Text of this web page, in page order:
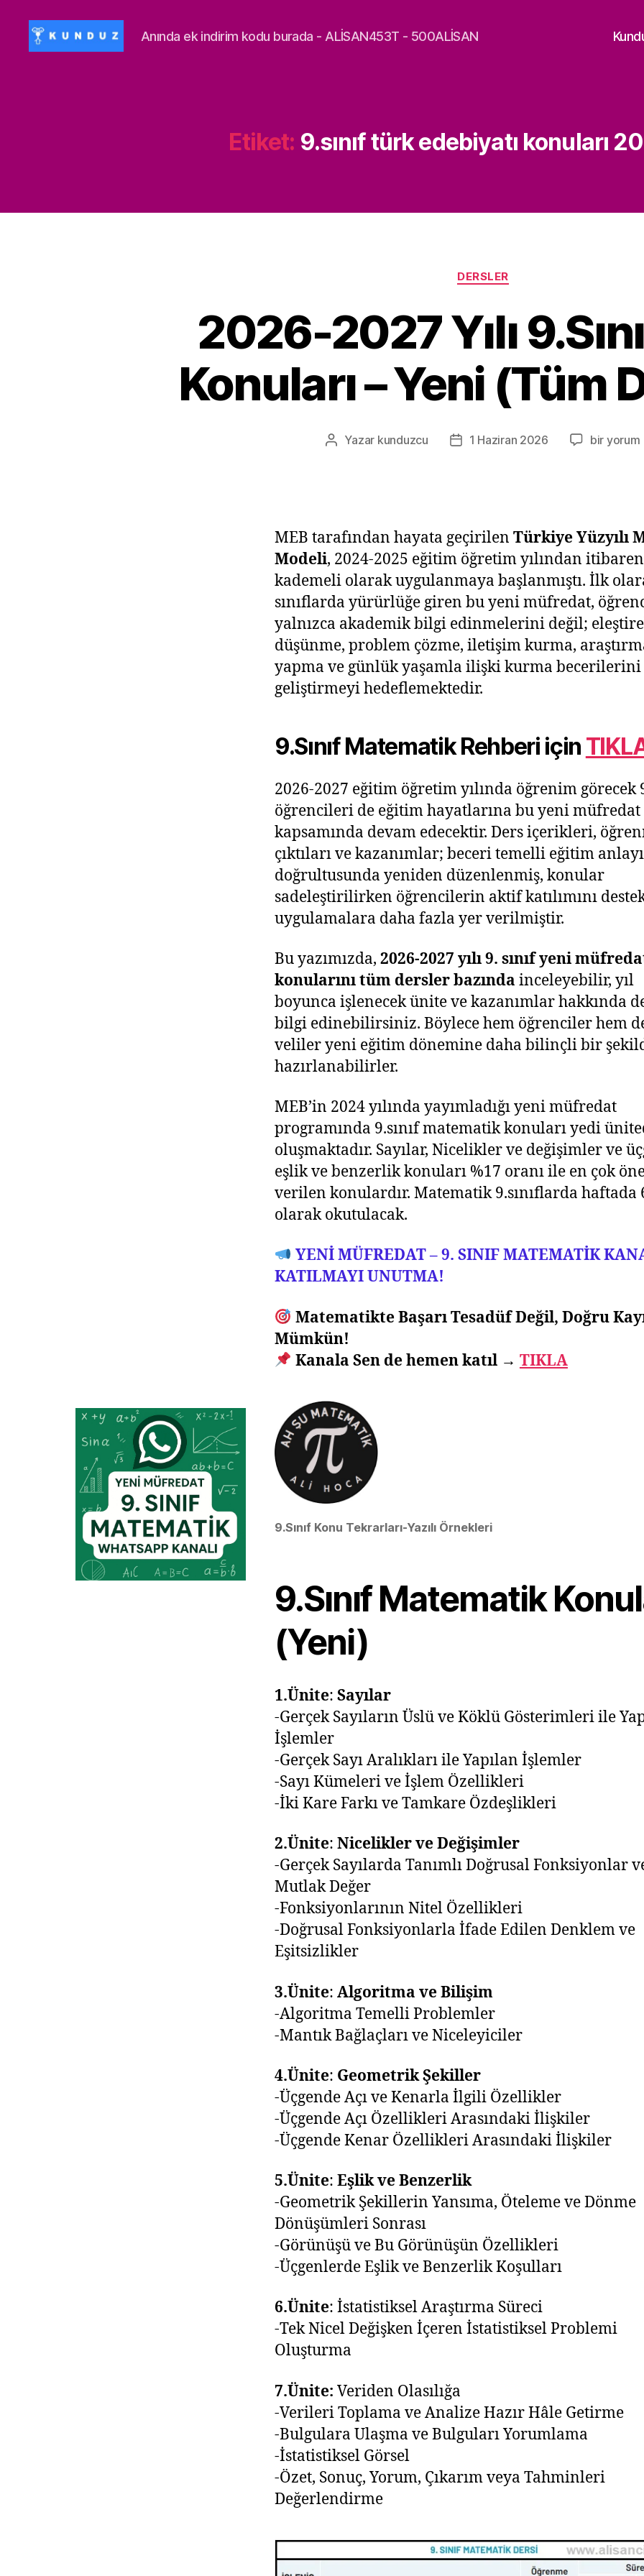
Anında ek indirim kodu burada - ALİSAN453T - 500ALİSAN
Etiket: 9.sınıf türk edebiyatı konuları
Kategoriler
DERSLER
2026-2027 Yılı
Konuları – Yeni (Tüm
Yazının
Yazar kunduzcu
Yazı1 Haziran 2026
2026-
–
Yeni
(Tüm
Dersler)
için
bir yorum
MEB tarafından hayata geçirilen Türkiye Yüzyılı
Modeli, 2024-2025 eğitim öğretim yılından itibaren
kademeli olarak uygulanmaya başlanmıştı. İlk
sınıflarda yürürlüğe giren bu yeni müfredat,
yalnızca akademik bilgi edinmelerini değil;
düşünme, problem çözme, iletişim kurma,
yapma ve günlük yaşamla ilişki kurma becerilerini
geliştirmeyi hedeflemektedir.
9.SınıfMatematik Rehberi için
2026-2027 eğitim öğretim yılında öğrenim görecek
öğrencileri de eğitim hayatlarına bu yeni müfredat
kapsamında devam edecektir. Ders içerikleri,
çıktıları ve kazanımlar; beceri temelli eğitim
doğrultusunda yeniden düzenlenmiş, konular
sadeleştirilirken öğrencilerin aktif katılımını
uygulamalara daha fazla yer verilmiştir.
Bu yazımızda, 2026-2027 yılı 9. sınıf yeni
konularını tüm dersler bazında inceleyebilir, yıl
boyunca işlenecek ünite ve kazanımlar hakkında
bilgi edinebilirsiniz. Böylece hem öğrenciler hem
veliler yeni eğitim dönemine daha bilinçli bir
hazırlanabilirler.
MEB’in 2024 yılında yayımladığı yeni müfredat
programında 9.sınıf matematik konuları yedi
oluşmaktadır. Sayılar, Nicelikler ve değişimler ve
eşlik ve benzerlik konuları %17 oranı ile en çok
verilen konulardır. Matematik 9.sınıflarda haftada
olarak okutulacak.
YENİ MÜFREDAT – 9. SINIF MATEMATİK
KATILMAYI UNUTMA!
Matematikte Başarı Tesadüf Değil, Doğru
Mümkün!
Kanala Sen de hemen katıl → TIKLA
9.Sınıf Konu Tekrarları-Yazılı Örnekleri
9.Sınıf Matematik
(Yeni)
1.Ünite: Sayılar
-Gerçek Sayıların Üslü ve Köklü Gösterimleri ile
İşlemler
-Gerçek Sayı Aralıkları ile Yapılan İşlemler
-Sayı Kümeleri ve İşlem Özellikleri
-İki Kare Farkı ve Tamkare Özdeşlikleri
2.Ünite: Nicelikler ve Değişimler
-Gerçek Sayılarda Tanımlı Doğrusal Fonksiyonlar
Mutlak Değer
-Fonksiyonlarının Nitel Özellikleri
-Doğrusal Fonksiyonlarla İfade Edilen Denklem ve
Eşitsizlikler
3.Ünite: Algoritma ve Bilişim
-Algoritma Temelli Problemler
-Mantık Bağlaçları ve Niceleyiciler
4.Ünite: Geometrik Şekiller
-Üçgende Açı ve Kenarla İlgili Özellikler
-Üçgende Açı Özellikleri Arasındaki İlişkiler
-Üçgende Kenar Özellikleri Arasındaki İlişkiler
5.Ünite: Eşlik ve Benzerlik
-Geometrik Şekillerin Yansıma, Öteleme ve Dönme
Dönüşümleri Sonrası
-Görünüşü ve Bu Görünüşün Özellikleri
-Üçgenlerde Eşlik ve Benzerlik Koşulları
6.Ünite: İstatistiksel Araştırma Süreci
-Tek Nicel Değişken İçeren İstatistiksel Problemi
Oluşturma
7.Ünite: Veriden Olasılığa
-Verileri Toplama ve Analize Hazır Hâle Getirme
-Bulgulara Ulaşma ve Bulguları Yorumlama
-İstatistiksel Görsel
-Özet, Sonuç, Yorum, Çıkarım veya Tahminleri
Değerlendirme